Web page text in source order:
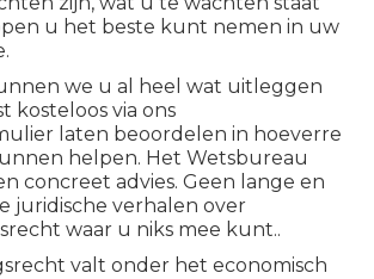
u het beste kunt nemen in uw
we u al heel wat uitleggen
kosteloos via ons
laten beoordelen in hoeverre
helpen. Het Wetsbureau
concreet advies. Geen lange en
juridische verhalen over
waar u niks mee kunt..
valt onder het economisch